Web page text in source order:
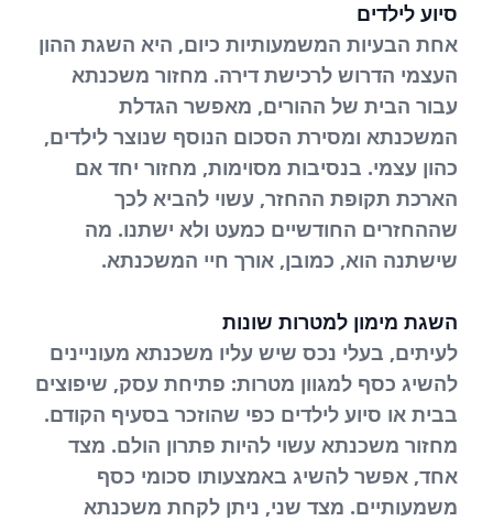
סיוע לילדים
אחת הבעיות המשמעותיות כיום, היא השגת ההון
העצמי הדרוש לרכישת דירה. מחזור משכנתא
עבור הבית של ההורים, מאפשר הגדלת
המשכנתא ומסירת הסכום הנוסף שנוצר לילדים,
כהון עצמי. בנסיבות מסוימות, מחזור יחד אם
הארכת תקופת ההחזר, עשוי להביא לכך
שההחזרים החודשיים כמעט ולא ישתנו. מה
שישתנה הוא, כמובן, אורך חיי המשכנתא.
השגת מימון למטרות שונות
לעיתים, בעלי נכס שיש עליו משכנתא מעוניינים
להשיג כסף למגוון מטרות: פתיחת עסק, שיפוצים
בבית או סיוע לילדים כפי שהוזכר בסעיף הקודם.
מחזור משכנתא עשוי להיות פתרון הולם. מצד
אחד, אפשר להשיג באמצעותו סכומי כסף
משמעותיים. מצד שני, ניתן לקחת משכנתא